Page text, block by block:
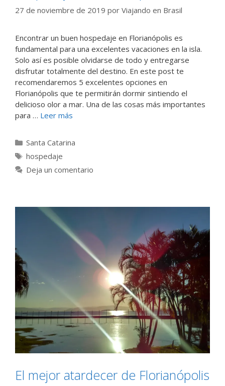
27 de noviembre de 2019 por Viajando en Brasil
Encontrar un buen hospedaje en Florianópolis es
fundamental para una excelentes vacaciones en la isla.
Solo así es posible olvidarse de todo y entregarse
disfrutar totalmente del destino. En este post te
recomendaremos 5 excelentes opciones en
Florianópolis que te permitirán dormir sintiendo el
delicioso olor a mar. Una de las cosas más importantes
para … Leer más
Categorías
Santa Catarina
Etiquetas
hospedaje
Deja un comentario
El mejor atardecer de Florianópolis